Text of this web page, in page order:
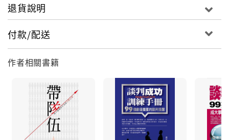
退貨說明
付款/配送
作者相關書籍